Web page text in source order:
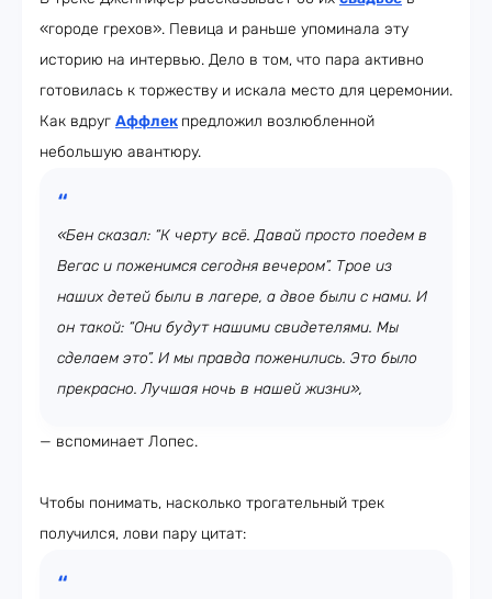
«городе грехов». Певица и раньше упоминала эту
историю на интервью. Дело в том, что пара активно
готовилась к торжеству и искала место для церемонии.
Как вдруг Аффлек предложил возлюбленной
небольшую авантюру.
«Бен сказал: “К черту всё. Давай просто поедем в
Вегас и поженимся сегодня вечером”. Трое из
наших детей были в лагере, а двое были с нами. И
он такой: “Они будут нашими свидетелями. Мы
сделаем это”. И мы правда поженились. Это было
прекрасно. Лучшая ночь в нашей жизни»,
— вспоминает Лопес.
Чтобы понимать, насколько трогательный трек
получился, лови пару цитат: